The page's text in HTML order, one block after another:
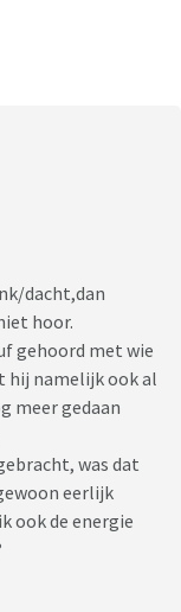
dacht,dan
hoor.
gehoord met wie
hij namelijk ook al
meer gedaan
was dat
eerlijk
ook de energie